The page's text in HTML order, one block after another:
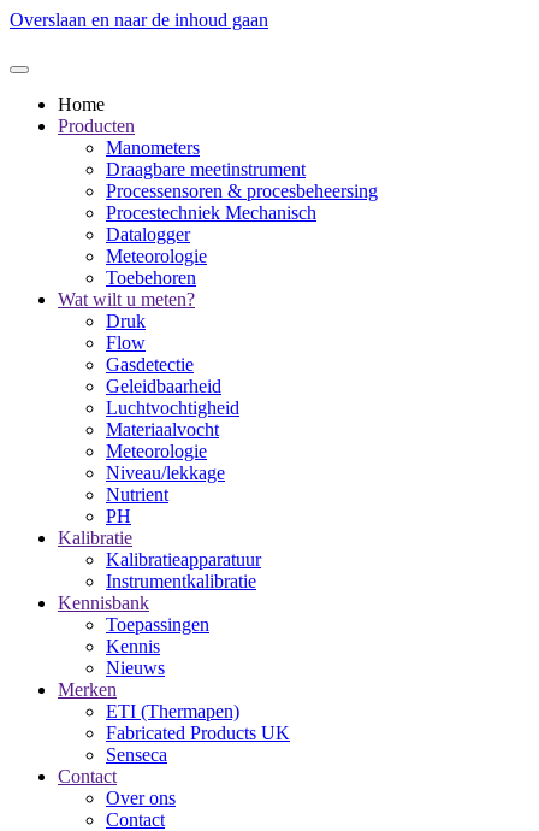
Overslaan en naar de inhoud gaan
Home
Producten
Manometers
Draagbare meetinstrument
Processensoren & procesbeheersing
Procestechniek Mechanisch
Datalogger
Meteorologie
Toebehoren
Wat wilt u meten?
Druk
Flow
Gasdetectie
Geleidbaarheid
Luchtvochtigheid
Materiaalvocht
Meteorologie
Niveau/lekkage
Nutrient
PH
Kalibratie
Kalibratieapparatuur
Instrumentkalibratie
Kennisbank
Toepassingen
Kennis
Nieuws
Merken
ETI (Thermapen)
Fabricated Products UK
Senseca
Contact
Over ons
Contact